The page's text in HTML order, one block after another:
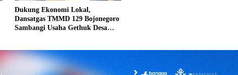
Dukung Ekonomi Lokal,
Dansatgas TMMD 129 Bojonegoro
Sambangi Usaha Gethuk Desa